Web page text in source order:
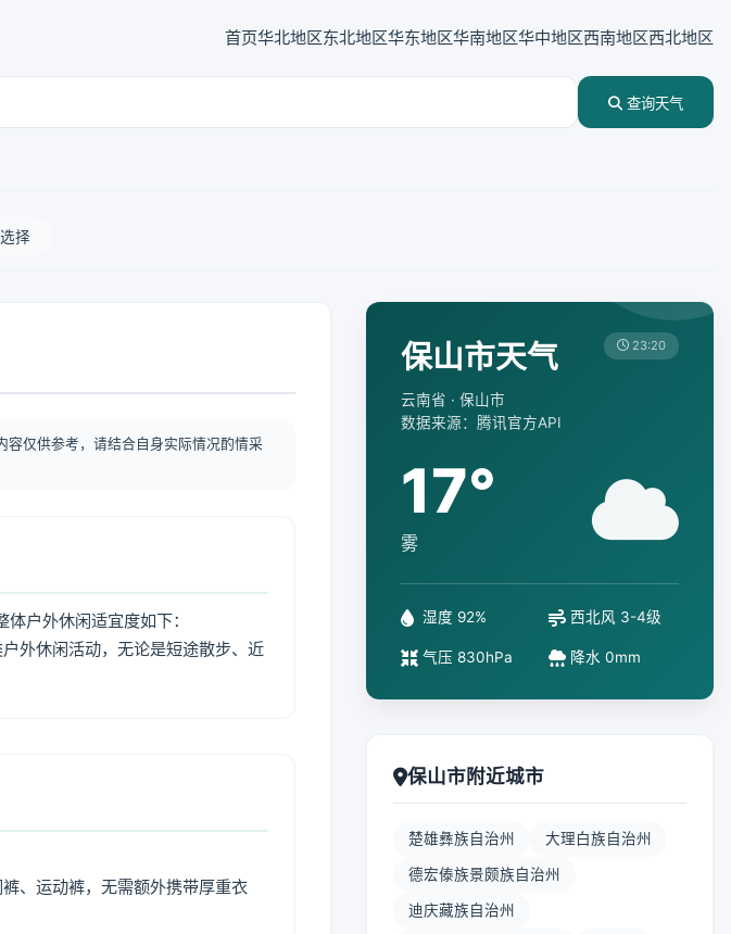
首页华北地区东北地区华东地区华南地区华中地区西南地区西北地区
查询天气
择
仅供参考，请结合自身实际情况酌情采
户外休闲适宜度如下：
外休闲活动，无论是短途散步、近
、运动裤，无需额外携带厚重衣
保山市天气
云南省 · 保山市
数据来源：腾讯官方API
23:20
17°
雾
湿度 92% 西北风 3-4级
气压 830hPa 降水 0mm
保山市附近城市
楚雄彝族自治州 大理白族自治州
德宏傣族景颇族自治州
迪庆藏族自治州